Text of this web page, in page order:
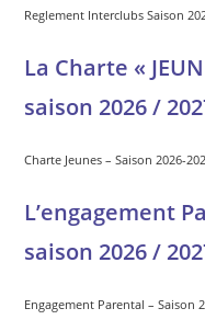
Reglement Interclubs Saison
La Charte «
saison 2026 /
Charte Jeunes – Saison 2026-
L’engagement
saison 2026 /
Engagement Parental – Saison